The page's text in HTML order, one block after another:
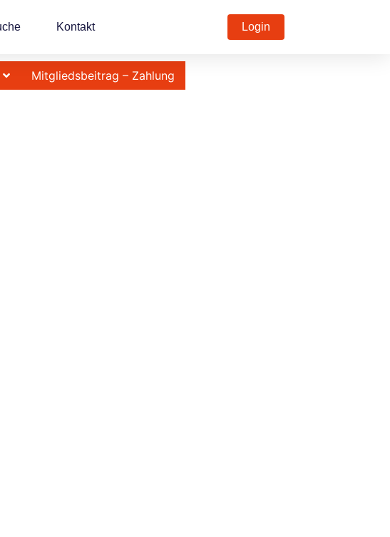
Kontakt Login
Mitgliedsbeitrag – Zahlung